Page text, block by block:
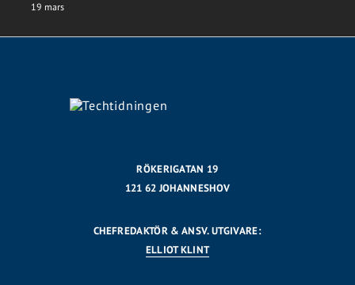
19 mars
RÖKERIGATAN 19
121 62 JOHANNESHOV
CHEFREDAKTÖR & ANSV. UTGIVARE:
ELLIOT KLINT